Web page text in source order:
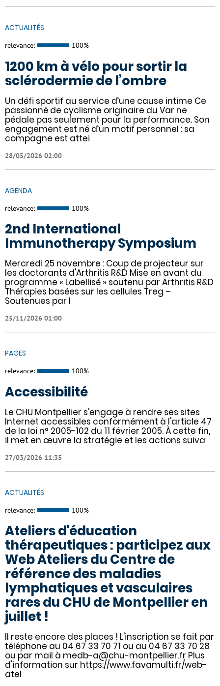
ACTUALITÉS
relevance: 100%
1200 km à vélo pour sortir la
sclérodermie de l’ombre
Un défi sportif au service d’une cause intime Ce
passionné de cyclisme originaire du Var ne
pédale pas seulement pour la performance. Son
engagement est né d’un motif personnel : sa
compagne est attei
28/05/2026 02:00
AGENDA
relevance: 100%
2nd International
Immunotherapy Symposium
Mercredi 25 novembre : Coup de projecteur sur
les doctorants d'Arthritis R&D Mise en avant du
programme « Labellisé » soutenu par Arthritis R&D
Thérapies basées sur les cellules Treg –
Soutenues par l
25/11/2026 01:00
PAGES
relevance: 100%
Accessibilité
Le CHU Montpellier s'engage à rendre ses sites
Internet accessibles conformément à l'article 47
de la loi n° 2005-102 du 11 février 2005. À cette fin,
il met en œuvre la stratégie et les actions suiva
27/03/2026 11:35
ACTUALITÉS
relevance: 100%
Ateliers d'éducation
thérapeutiques : participez aux
Web Ateliers du Centre de
référence des maladies
lymphatiques et vasculaires
rares du CHU de Montpellier en
juillet !
Il reste encore des places ! L'inscription se fait par
téléphone au 04 67 33 70 71 ou au 04 67 33 70 28
ou par mail à medb-a@chu-montpellier.fr Plus
d'information sur https://www.favamulti.fr/web-
atel